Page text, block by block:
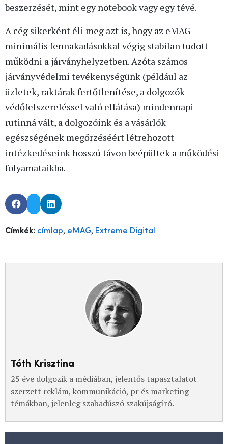
beszerzését, mint egy notebook vagy egy tévé.
A cég sikerként éli meg azt is, hogy az eMAG
minimális fennakadásokkal végig stabilan tudott
működni a járványhelyzetben. Azóta számos
járványvédelmi tevékenységünk (például az
üzletek, raktárak fertőtlenítése, a dolgozók
védőfelszereléssel való ellátása) mindennapi
rutinná vált, a dolgozóink és a vásárlók
egészségének megőrzéséért létrehozott
intézkedéseink hosszú távon beépültek a működési
folyamataikba.
Címkék: címlap, eMAG, Extreme Digital
Tóth Krisztina
25 éve dolgozik a médiában, jelentős tapasztalatot
szerzett reklám, kommunikáció, pr és marketing
témákban, jelenleg szabadúszó szakújságíró.